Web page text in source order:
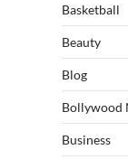
Basketball
Beauty
Blog
Bollywood
Business